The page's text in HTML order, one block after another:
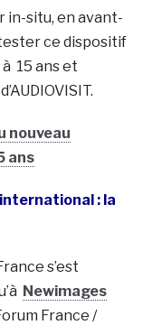
in-situ, en avant-
ce dispositif
15 ans et
nouveau
ans
: la
s’est
Newimages
France /